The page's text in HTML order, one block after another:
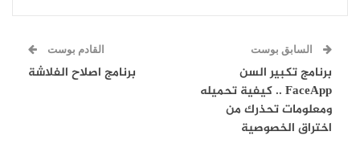
السابق بوست
برنامج تكبير السن
FaceApp .. كيفية تحميله
ومعلومات تحذرك من
اختراق الخصوصية
القادم بوست
برنامج اصلاح الفلاشة